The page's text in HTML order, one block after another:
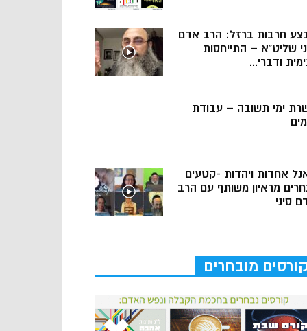
חרבות ברזל: הרב אדם
שליט”א – התייחסות
ודברי...
ימי תשובה – עבודת
אחדות ויהדות -קטעים
מראיון משותף עם הרב
סיני
קורסים מובחרים